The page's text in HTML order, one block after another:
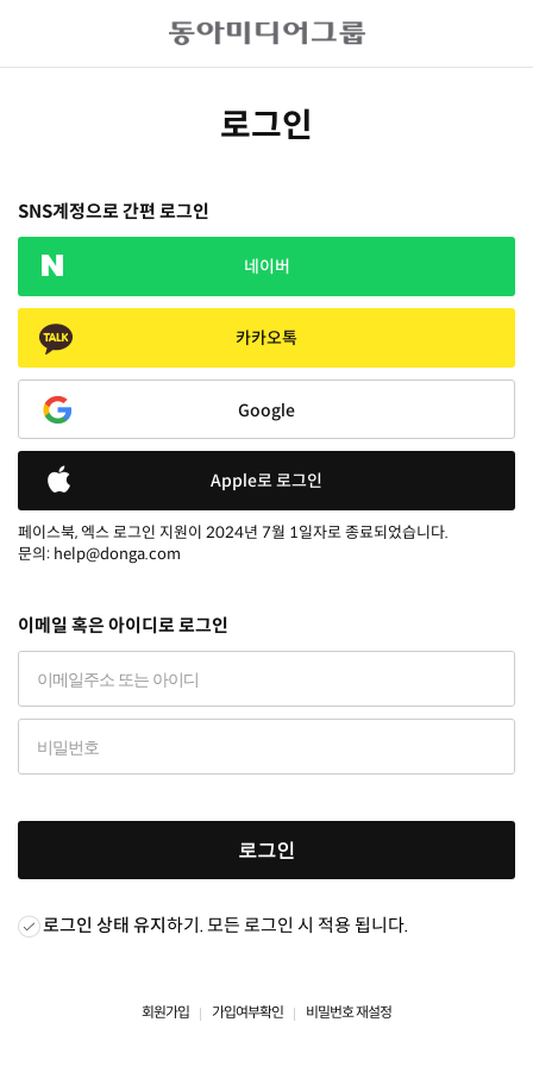
로그인
SNS계정으로 간편 로그인
네이버
카카오톡
Google
Apple로 로그인
페이스북, 엑스 로그인 지원이 2024년 7월 1일자로 종료되었습니다.
문의: help@donga.com
이메일 혹은 아이디로 로그인
로그인
로그인 상태 유지하기. 모든 로그인 시 적용 됩니다.
회원가입 가입여부확인 비밀번호 재설정